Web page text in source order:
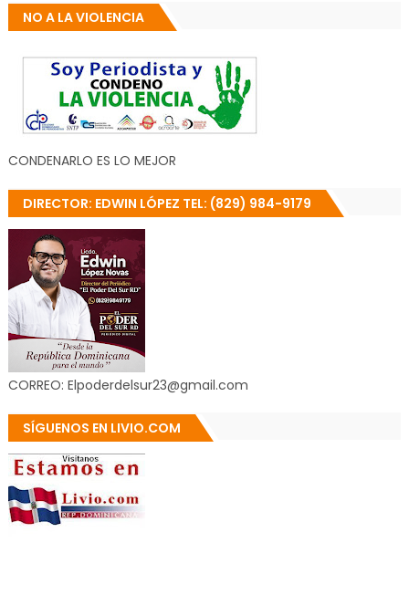
NO A LA VIOLENCIA
CONDENARLO ES LO MEJOR
DIRECTOR: EDWIN LÓPEZ TEL: (829) 984-9179
CORREO: Elpoderdelsur23@gmail.com
SÍGUENOS EN LIVIO.COM